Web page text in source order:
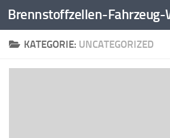
Zum Inhalt springen
KATEGORIE: UNCATEGORIZED